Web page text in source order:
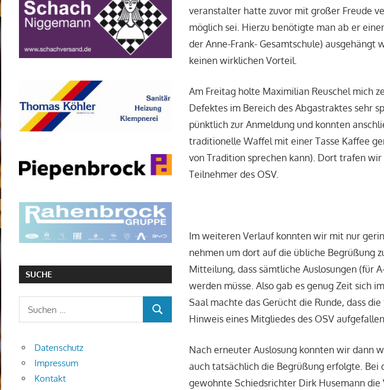
veranstalter hatte zuvor mit großer Freude
möglich sei. Hierzu benötigte man ab er
der Anne-Frank- Gesamtschule) ausgehängt
keinen wirklichen Vorteil.
Am Freitag holte Maximilian Reuschel mich
Defektes im Bereich des Abgastraktes sehr
pünktlich zur Anmeldung und konnten
traditionelle Waffel mit einer Tasse Kaffee
von Tradition sprechen kann). Dort trafen
Teilnehmer des OSV.
Im weiteren Verlauf konnten wir mit nur
nehmen um dort auf die übliche Begrüßung
Mitteilung, dass sämtliche Auslosungen (für
werden müsse. Also gab es genug Zeit sich
Saal machte das Gerücht die Runde, dass
Hinweis eines Mitgliedes des OSV
Nach erneuter Auslosung konnten wir dann
auch tatsächlich die Begrüßung erfolgte.
gewohnte Schiedsrichter Dirk Husemann
SUCHE
SUCHEN
Datenschutz
Impressum
Kontakt